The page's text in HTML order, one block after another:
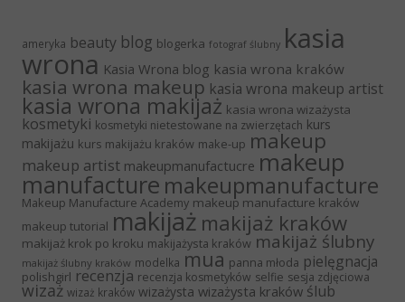
ameryka beauty blog blogerka fotograf ślubny kasia
wrona Kasia Wrona blog kasia wrona kraków
kasia wrona makeup kasia wrona makeup artist
kasia wrona makijaż kasia wrona wizażysta
kosmetyki kosmetyki nietestowane na zwierzętach kurs
makijażu kurs makijażu kraków make-up makeup
makeup artist makeupmanufactucre makeup
manufacturemakeupmanufacture
Makeup Manufacture Academy makeup manufacture kraków
makeup tutorial makijaż makijaż kraków
makijaż krok po kroku makijażysta kraków makijaż ślubny
makijaż ślubny kraków modelka mua panna młoda pielęgnacja
polishgirl recenzja recenzja kosmetyków selfie sesja zdjęciowa
wizaż wizaż kraków wizażysta wizażysta kraków ślub